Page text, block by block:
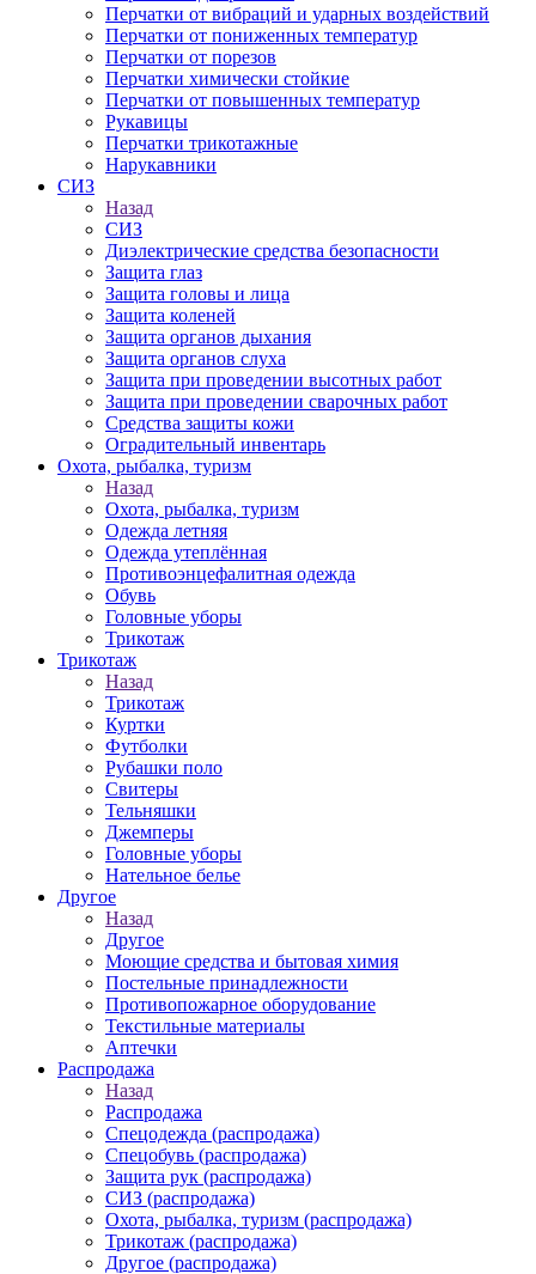
Перчатки от вибраций и ударных воздействий
Перчатки от пониженных температур
Перчатки от порезов
Перчатки химически стойкие
Перчатки от повышенных температур
Рукавицы
Перчатки трикотажные
Нарукавники
СИЗ
Назад
СИЗ
Диэлектрические средства безопасности
Защита глаз
Защита головы и лица
Защита коленей
Защита органов дыхания
Защита органов слуха
Защита при проведении высотных работ
Защита при проведении сварочных работ
Средства защиты кожи
Оградительный инвентарь
Охота, рыбалка, туризм
Назад
Охота, рыбалка, туризм
Одежда летняя
Одежда утеплённая
Противоэнцефалитная одежда
Обувь
Головные уборы
Трикотаж
Трикотаж
Назад
Трикотаж
Куртки
Футболки
Рубашки поло
Свитеры
Тельняшки
Джемперы
Головные уборы
Нательное белье
Другое
Назад
Другое
Моющие средства и бытовая химия
Постельные принадлежности
Противопожарное оборудование
Текстильные материалы
Аптечки
Распродажа
Назад
Распродажа
Спецодежда (распродажа)
Спецобувь (распродажа)
Защита рук (распродажа)
СИЗ (распродажа)
Охота, рыбалка, туризм (распродажа)
Трикотаж (распродажа)
Другое (распродажа)